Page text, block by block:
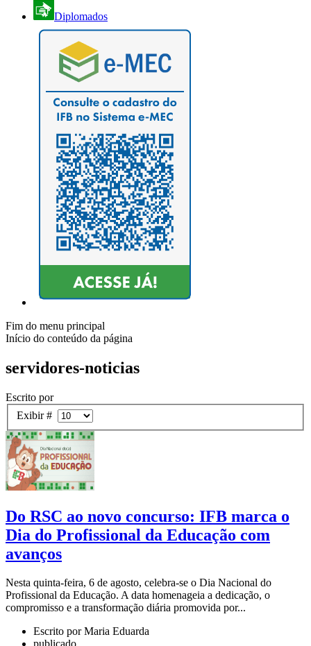
Diplomados
Fim do menu principal
Início do conteúdo da página
servidores-noticias
Escrito por
Exibir #
Do RSC ao novo concurso: IFB marca o
Dia do Profissional da Educação com
avanços
Nesta quinta-feira, 6 de agosto, celebra-se o Dia Nacional do
Profissional da Educação. A data homenageia a dedicação, o
compromisso e a transformação diária promovida por...
Escrito por Maria Eduarda